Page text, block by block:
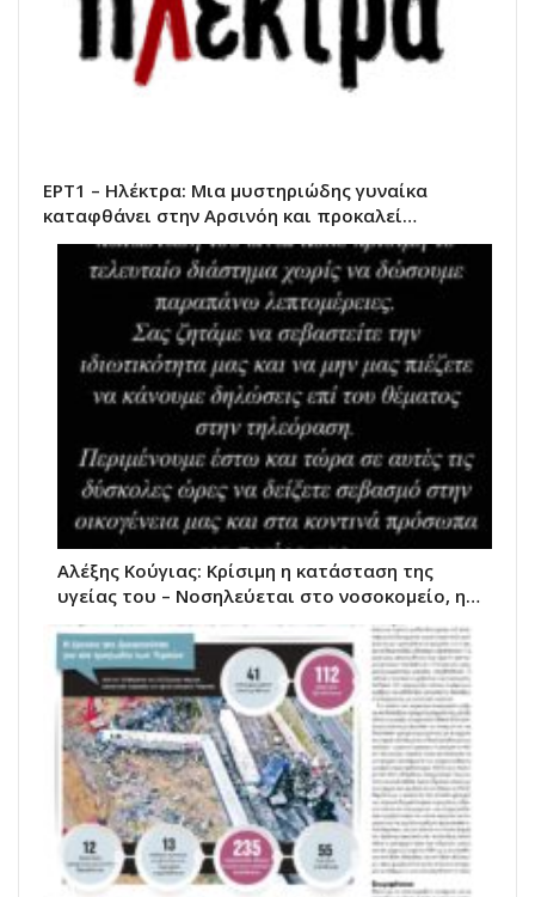
ΕΡΤ1 – Ηλέκτρα: Μια μυστηριώδης γυναίκα
καταφθάνει στην Αρσινόη και προκαλεί…
Αλέξης Κούγιας: Κρίσιμη η κατάσταση της
υγείας του – Νοσηλεύεται στο νοσοκομείο, η…